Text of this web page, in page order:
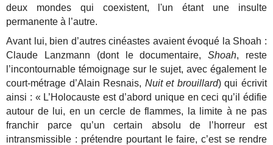
deux mondes qui coexistent, l'un étant une insulte
permanente à l’autre.
Avant lui, bien d’autres cinéastes avaient évoqué la Shoah :
Claude Lanzmann (dont le documentaire,Shoah, reste
l’incontournable témoignage sur le sujet, avec également le
court-métrage d’Alain Resnais, Nuit et brouillard) qui écrivit
ainsi : « L’Holocauste est d’abord unique en ceci qu’il édifie
autour de lui, en un cercle de flammes, la limite à ne pas
franchir parce qu’un certain absolu de l’horreur est
intransmissible : prétendre pourtant le faire, c’est se rendre